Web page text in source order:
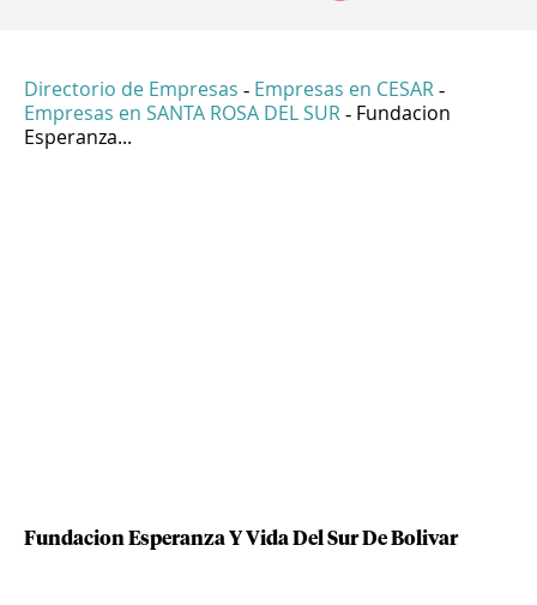
Directorio de Empresas - Empresas en CESAR -
Empresas en SANTA ROSA DEL SUR - Fundacion
Esperanza...
Fundacion Esperanza Y Vida Del Sur De Bolivar